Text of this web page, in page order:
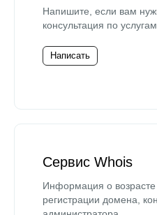
Напишите, если вам
консультация по услугам.
Написать
Сервис Whois
Информация о возрасте
регистрации домена,